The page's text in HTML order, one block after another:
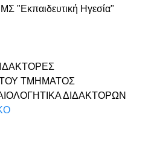
"Εκπαιδευτική Ηγεσία"
ΤΜΗΜΑΤΟΣ
ΔΙΔΑΚΤΟΡΩΝ